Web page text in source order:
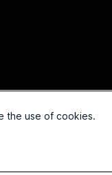
pridržana.
the use of cookies.